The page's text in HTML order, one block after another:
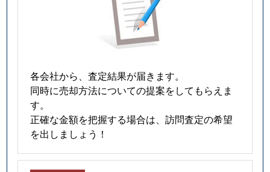
各会社から、査定結果が届きます。
同時に売却方法についての提案をしてもらえま
す。
正確な金額を把握する場合は、訪問査定の希望
を出しましょう！